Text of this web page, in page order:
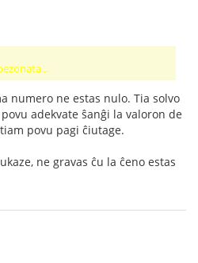
numero ne estas nulo. Tia solvo
adekvate ŝanĝi la valoron de
povu pagi ĉiutage.
ne gravas ĉu la ĉeno estas